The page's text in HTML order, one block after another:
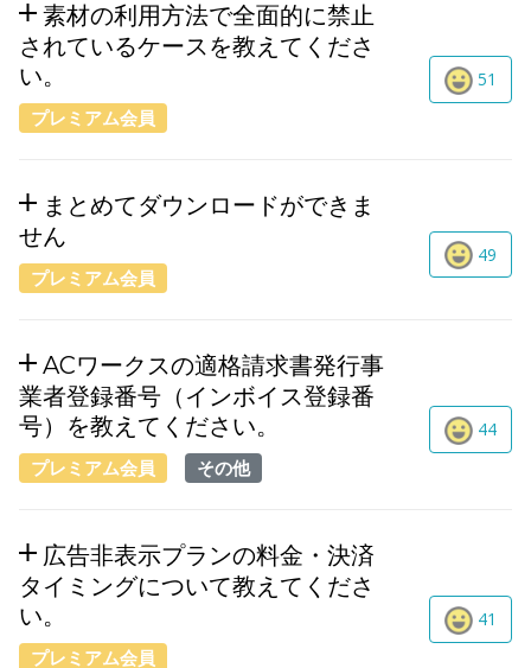
素材の利用方法で全面的に禁止
されているケースを教えてくださ
い。
プレミアム会員
51
まとめてダウンロードができま
せん
プレミアム会員
49
ACワークスの適格請求書発行事
業者登録番号（インボイス登録番
号）を教えてください。
プレミアム会員 その他
44
広告非表示プランの料金・決済
タイミングについて教えてくださ
い。
プレミアム会員
41